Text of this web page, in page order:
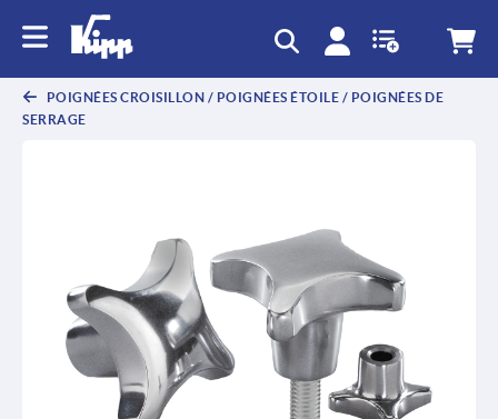
POIGNÉES CROISILLON / POIGNÉES ÉTOILE / POIGNÉES DE
SERRAGE